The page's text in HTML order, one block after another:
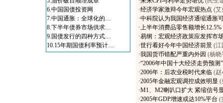
6.中国国债投资网
7.中国通胀：全球化的…
8.下半年债券市场供求…
9. 国债发行的四种方式…
10.15年期国债利率预计…
·经济学家激辩今年宏观热点 (
·中科院认为我国经济通缩通胀
·上半年消费品零售额增长12.5%
·易纲：宏观经济政策应发挥市
·世行看好今年中国经济前景 (
·我国货币错配严重内外因 (杨
·“2006年中国十大经济走势预测
·2006年：后农业税时代来临 (
·2005年金融宏观调控成效明显 (
·M1、M2喇叭口扩大 紧缩信号
·2005年GDP增速或达10%平台 (